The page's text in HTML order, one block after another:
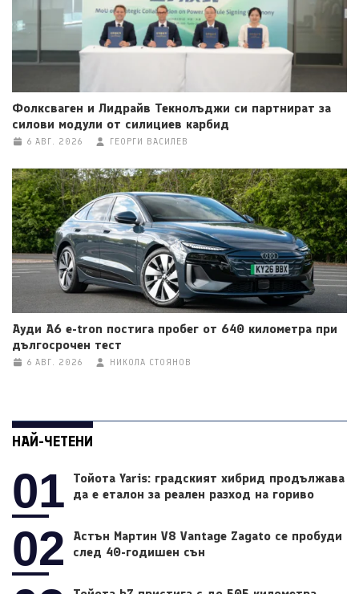
Фолксваген и Лидрайв Текнолъджи си партнират за
силови модули от силициев карбид
6 АВГ. 2026 ГЕОРГИ ВАСИЛЕВ
Ауди A6 e-tron постига пробег от 640 километра при
дългосрочен тест
6 АВГ. 2026 НИКОЛА СТОЯНОВ
НАЙ-ЧЕТЕНИ
01
Тойота Yaris: градският хибрид продължава
да е еталон за реален разход на гориво
02
Астън Мартин V8 Vantage Zagato се пробуди
след 40-годишен сън